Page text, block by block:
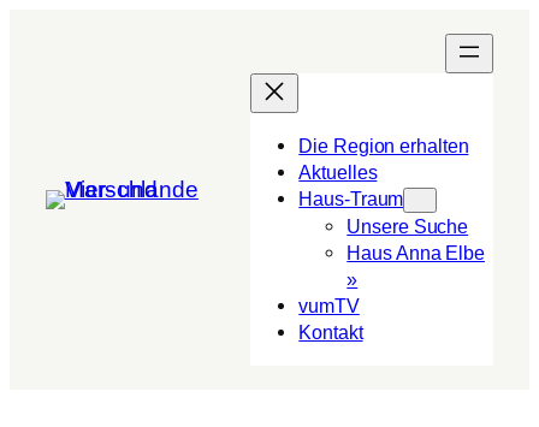
Die Region erhalten
Aktuelles
Haus-Traum
Unsere Suche
Haus Anna Elbe
»
vumTV
Kon­takt